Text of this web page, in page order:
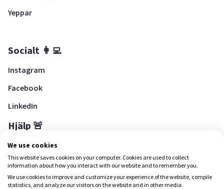
Yeppar
Socialt 👩‍💻
Instagram
Facebook
LinkedIn
Hjälp 🚨
Hjälpcenter
Ladda ned Yepstr
We use cookies
This website saves cookies on your computer. Cookies are used to collect
information about how you interact with our website and to remember you.
We use cookies to improve and customize your experience of the website, compile
statistics, and analyze our visitors on the website and in other media.